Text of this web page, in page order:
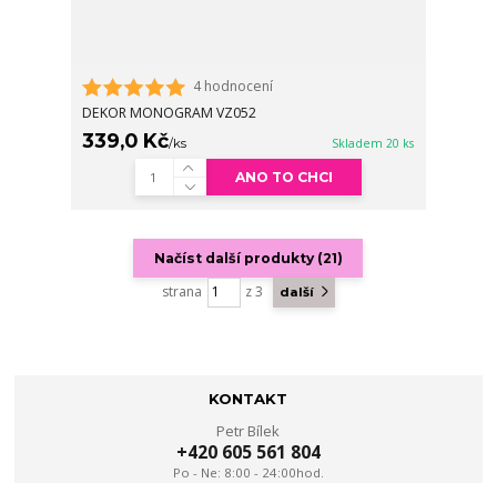
4 hodnocení
DEKOR MONOGRAM VZ052
339,0 Kč/ks Skladem 20 ks
ANO TO CHCI
Načíst další produkty (21)
strana z 3 další
KONTAKT
Petr Bílek
+420 605 561 804
Po - Ne: 8:00 - 24:00hod.